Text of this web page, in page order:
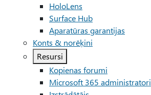
HoloLens
Surface Hub
Aparatūras garantijas
Konts & norēķini
Resursi
Kopienas forumi
Microsoft 365 administratori